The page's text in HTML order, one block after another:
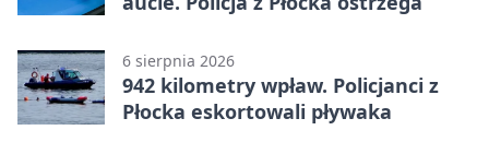
6 sierpnia 2026
942 kilometry wpław. Policjanci z
Płocka eskortowali pływaka